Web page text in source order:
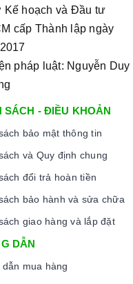
Kế hoạch và Đầu tư
cấp Thành lập ngày
pháp luật: Nguyễn Duy
SÁCH - ĐIỀU KHOẢN
bảo mật thông tin
và Quy định chung
đổi trả hoàn tiền
bảo hành và sửa chữa
giao hàng và lắp đặt
DẪN
mua hàng